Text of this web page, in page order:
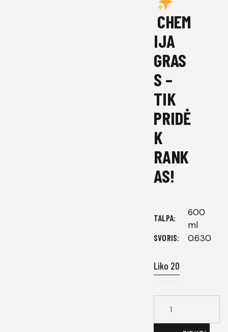
CHEM
IJA
GRAS
S –
TIK
PRIDĖ
K
RANK
AS!
TALPA
600
ml
SVORIS 0.630
Liko 20